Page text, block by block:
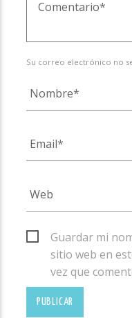
Su correo electrónico no
Guardar mi
sitio web en
vez que